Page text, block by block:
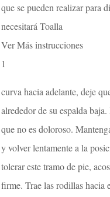
que se pueden realizar para
necesitará Toalla
Ver Más instrucciones
1
curva hacia adelante, deje
alrededor de su espalda
que no es doloroso.
y volver lentamente a la
tolerar este tramo de pie,
firme. Trae las rodillas hacia